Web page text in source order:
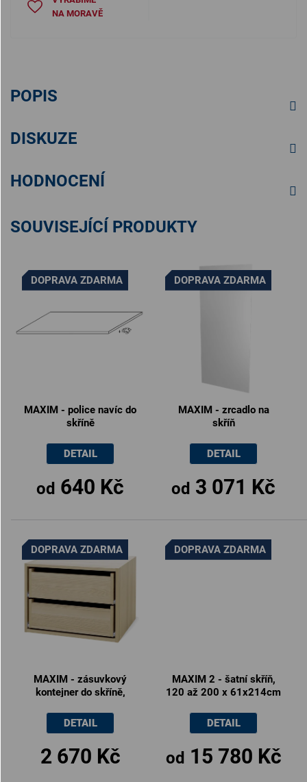
NA MORAVĚ
POPIS
DISKUZE
HODNOCENÍ
SOUVISEJÍCÍ PRODUKTY
DOPRAVA ZDARMA
MAXIM - police navíc do
skříně
od 640 Kč
DETAIL
DOPRAVA ZDARMA
MAXIM - zrcadlo na
skříň
od 3 071 Kč
DETAIL
DOPRAVA ZDARMA
MAXIM - zásuvkový
kontejner do skříně,
2 670 Kč
DETAIL
DOPRAVA ZDARMA
MAXIM 2 - šatní skříň,
120 až 200 x 61x214cm
od 15 780 Kč
DETAIL